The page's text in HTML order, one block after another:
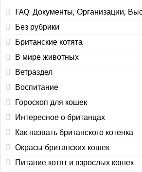
FAQ: Документы, Организации,
Без рубрики
Британские котята
В мире животных
Ветраздел
Воспитание
Гороскоп для кошек
Интересное о британцах
Как назвать британского котенка
Окрасы британских кошек
Питание котят и взрослых кошек